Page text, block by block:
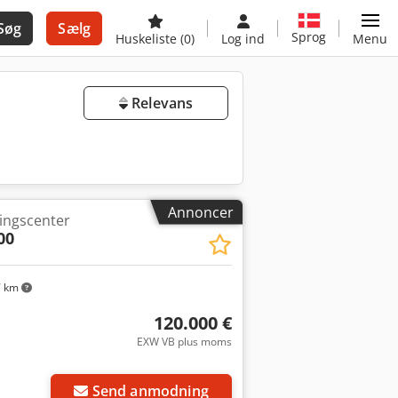
Sælg
Huskeliste (0) Log ind Sprog Menu
Relevans
Annoncer
km
120.000 €
EXW VB plus moms
Send anmodning